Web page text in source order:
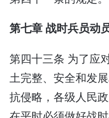
第七章 战时兵员动
第四十三条 为了应
土完整、安全和发
抗侵略，各级人民